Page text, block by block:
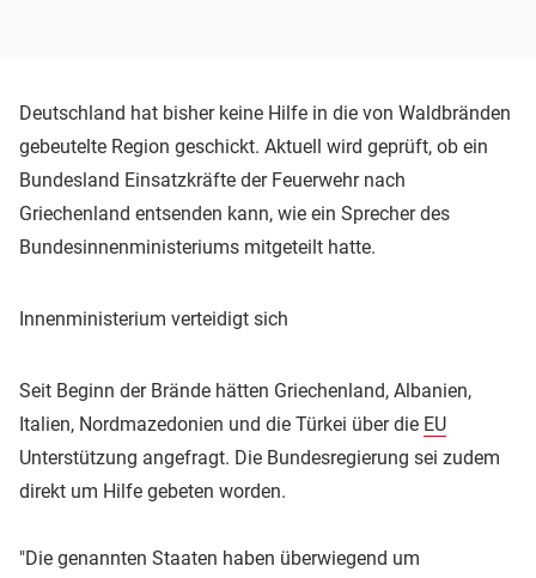
Deutschland hat bisher keine Hilfe in die von Waldbränden
gebeutelte Region geschickt. Aktuell wird geprüft, ob ein
Bundesland Einsatzkräfte der Feuerwehr nach
Griechenland entsenden kann, wie ein Sprecher des
Bundesinnenministeriums mitgeteilt hatte.
Innenministerium verteidigt sich
Seit Beginn der Brände hätten Griechenland, Albanien,
Italien, Nordmazedonien und die Türkei über die EU
Unterstützung angefragt. Die Bundesregierung sei zudem
direkt um Hilfe gebeten worden.
"Die genannten Staaten haben überwiegend um